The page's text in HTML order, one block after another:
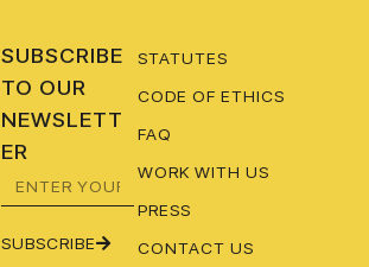
SUBSCRIBE
TO OUR
NEWSLETT
ER
SUBSCRIBE
STATUTES
CODE OF ETHICS
FAQ
WORK WITH US
PRESS
CONTACT US